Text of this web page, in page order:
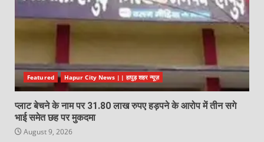
Featured Hapur City News || हापुड़ शहर न्यूज़
प्लाट बेचने के नाम पर 31.80 लाख रुपए हड़पने के आरोप में तीन सगे
भाई समेत छह पर मुकदमा
August 9, 2026